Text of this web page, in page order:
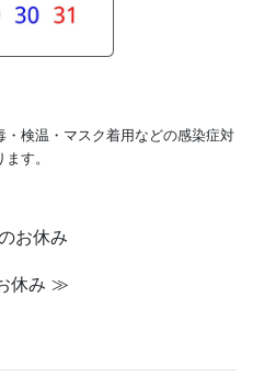
検温・マスク着用などの感染症対
す。
お休み
休み ≫